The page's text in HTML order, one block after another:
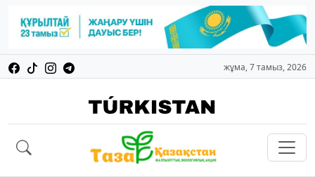
жұма, 7 тамыз, 2026